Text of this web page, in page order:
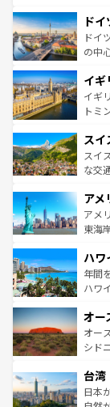
せる
ンテ
で、
聖堂
から
いる
香り
らに
れる
を参
ドイ
ドイ
の中
顔を
ルリ
して
は、お
ドイ
イギ
イギ
トミ
リア
ティ
戦な
ンツ
スイ
スイ
な交
の建
博物
こと
ば市
着の
アメ
アメ
東海
のよ
ンメ
西部
部の
文化
しみ
ならでは
情報
ハワ
年間
ハワ
ワイ
島だ
おす
れる
人々
ク、
オー
オー
シド
リア
ク）
台湾
日本